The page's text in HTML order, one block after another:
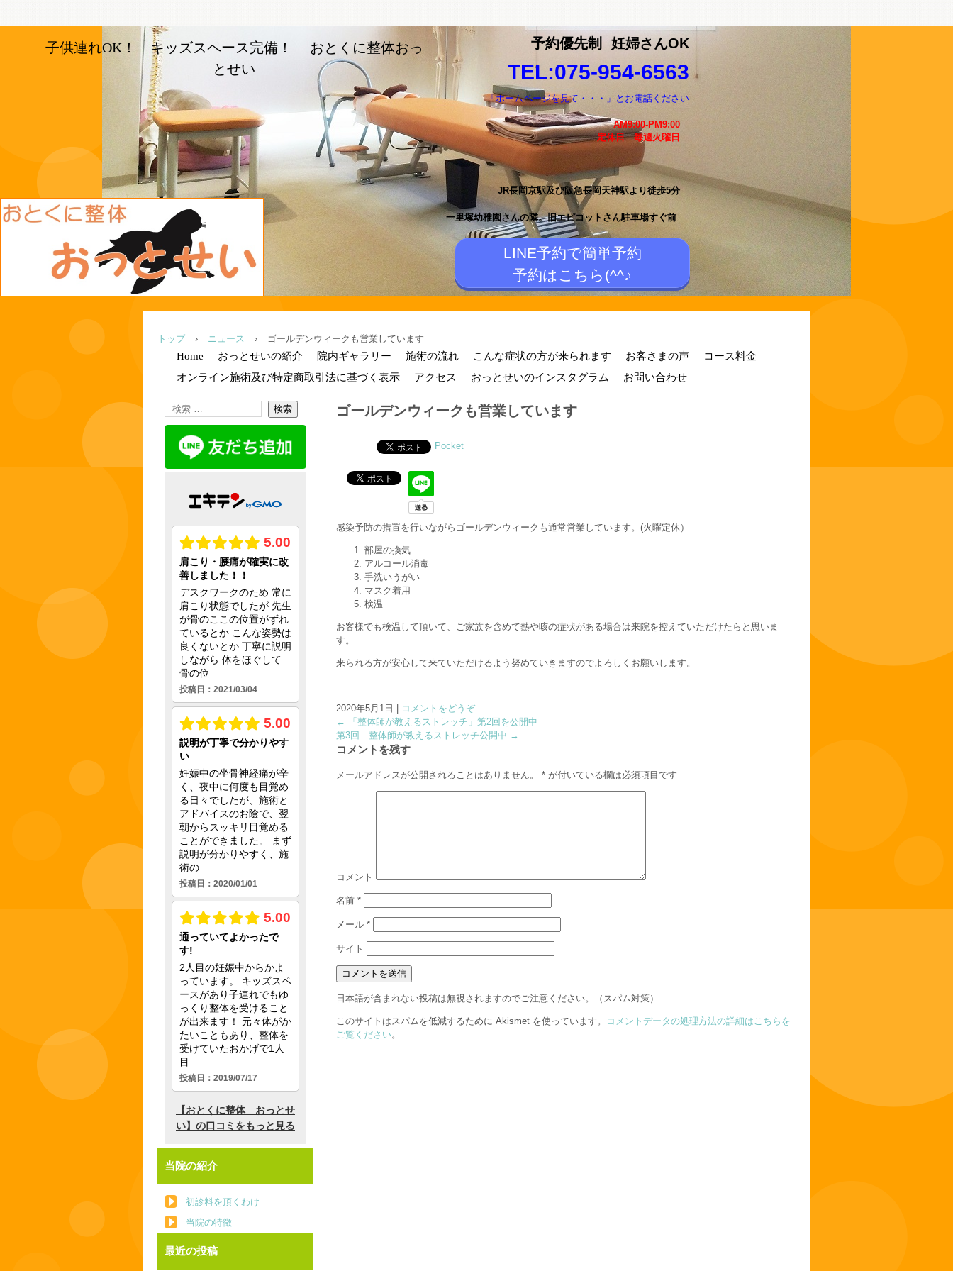
長岡京市の整体【おとく
に整体おっとせい】長岡
京駅と長岡天神駅から徒
歩5分の整体院
子供連れOK！ キッズスペース完備！ おとくに整体おっ
とせい
予約優先制 妊婦さんOK
TEL:075-954-6563
「ホームページを見て・・・」とお電話ください
AM9:00-PM9:00
定休日 毎週火曜日
JR長岡京駅及び阪急長岡天神駅より徒歩5分
一里塚幼稚園さんの隣。旧エピコットさん駐車場すぐ前
LINE予約で簡単予約
予約はこちら(^^♪
トップ › ニュース › ゴールデンウィークも営業しています
Home おっとせいの紹介 院内ギャラリー 施術の流れ こんな症状の方が来られます お客さまの声
コース料金
オンライン施術及び特定商取引法に基づく表示
アクセス おっとせいのインスタグラム お問い合わせ
ゴールデンウィークも営業しています
Pocket
感染予防の措置を行いながらゴールデンウィークも通常営業しています。(火曜定休）
部屋の換気
アルコール消毒
手洗いうがい
マスク着用
検温
お客様でも検温して頂いて、ご家族を含めて熱や咳の症状がある場合は来院を控えていただけたらと思いま
す。
来られる方が安心して来ていただけるよう努めていきますのでよろしくお願いします。
2020年5月1日
コメントをどうぞ
←
「整体師が教えるストレッチ」第2回を公開中
第3回 整体師が教えるストレッチ公開中 →
コメントを残す
メールアドレスが公開されることはありません。 * が付いている欄は必須項目です
コメント
名前 *
メール *
サイト
日本語が含まれない投稿は無視されますのでご注意ください。（スパム対策）
このサイトはスパムを低減するために Akismet を使っています。
コメントデータの処理方法の詳細はこちらを
ご覧ください。
当院の紹介
初診料を頂くわけ
当院の特徴
最近の投稿